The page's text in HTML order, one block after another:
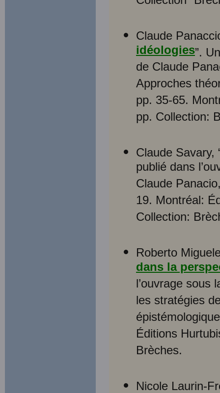
Claude
idéologies”.
de Claude
Approches
pp. 35-65.
pp. Collection:
Claude Savary,
publié dans
Claude
19. Montréal:
Collection:
Roberto
dans la
l’ouvrage sous
les stratégies
Éditions
Brèches.
Nicole Laurin-